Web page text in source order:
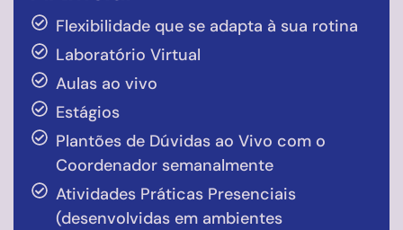
Flexibilidade que se adapta à sua rotina
Laboratório Virtual
Aulas ao vivo
Estágios
Plantões de Dúvidas ao Vivo com o
Coordenador semanalmente
Atividades Práticas Presenciais
(desenvolvidas em ambientes